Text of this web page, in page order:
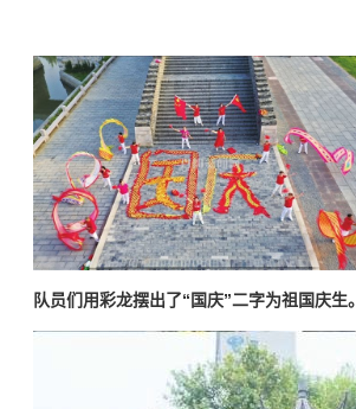
队员们用彩龙摆出了“国庆”二字为祖国庆生。